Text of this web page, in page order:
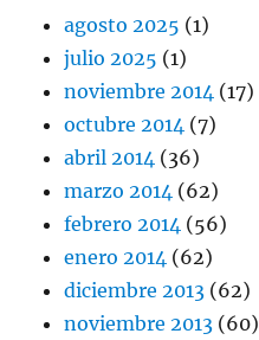
agosto 2025 (1)
julio 2025 (1)
noviembre 2014 (17)
octubre 2014 (7)
abril 2014 (36)
marzo 2014 (62)
febrero 2014 (56)
enero 2014 (62)
diciembre 2013 (62)
noviembre 2013 (60)